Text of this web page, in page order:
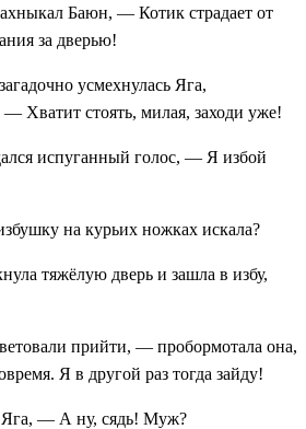
Баюн, — Котик страдает от
за дверью!
усмехнулась Яга,
Хватит стоять, милая, заходи уже!
испуганный голос, — Я избой
на курьих ножках искала?
тяжёлую дверь и зашла в избу,
прийти, — пробормотала она,
Я в другой раз тогда зайду!
— А ну, сядь! Муж?